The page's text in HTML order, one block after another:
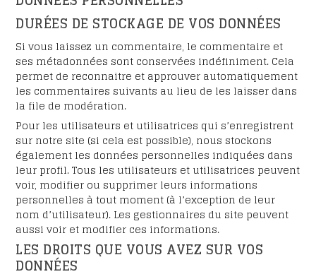
DURÉES DE STOCKAGE DE VOS DONNÉES
Si vous laissez un commentaire, le commentaire et
ses métadonnées sont conservées indéfiniment. Cela
permet de reconnaitre et approuver automatiquement
les commentaires suivants au lieu de les laisser dans
la file de modération.
Pour les utilisateurs et utilisatrices qui s’enregistrent
sur notre site (si cela est possible), nous stockons
également les données personnelles indiquées dans
leur profil. Tous les utilisateurs et utilisatrices peuvent
voir, modifier ou supprimer leurs informations
personnelles à tout moment (à l’exception de leur
nom d’utilisateur). Les gestionnaires du site peuvent
aussi voir et modifier ces informations.
LES DROITS QUE VOUS AVEZ SUR VOS
DONNÉES